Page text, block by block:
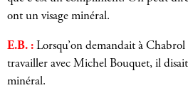
ont un visage minéral.
E.B. : Lorsqu’on demandait à
travailler avec Michel Bouquet, il
minéral.